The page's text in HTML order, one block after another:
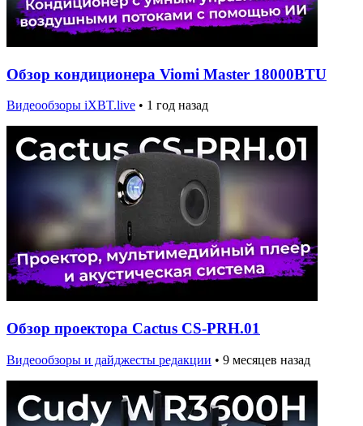
Обзор кондиционера Viomi Master 18000BTU
Видеообзоры iXBT.live • 1 год назад
Обзор проектора Cactus CS-PRH.01
Видеообзоры и дайджесты редакции • 9 месяцев назад